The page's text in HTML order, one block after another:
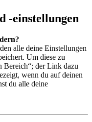
-einstellungen
alle deine Einstellungen
Um diese zu
Bereich“; der Link dazu
wenn du auf deinen
du alle deine